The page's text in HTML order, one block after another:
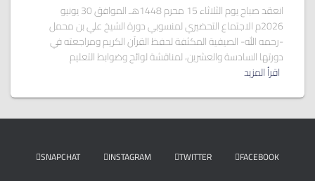
انعقد صباح يوم الثلاثاء 15 محرم 1448هـ الموافق 30 يونيو
2026م الاجتماع التحضيري لمنسوبي دورة الشيخ علي بن محمل
-رحمه الله- الصيفية المكثفة لحفظ القرآن الكريم ومراجعته في
دورتها السادسة والعشرين، لمناقشة لوائح وضوابط التعليم
اقرأ المزيد
FACEBOOK
TWITTER
INSTAGRAM
SNAPCHAT